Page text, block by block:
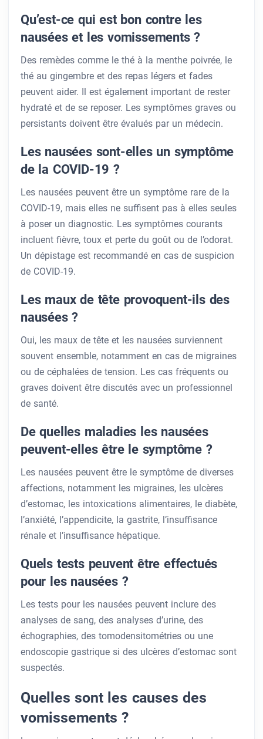
Qu’est-ce qui est bon contre les
nausées et les vomissements ?
Des remèdes comme le thé à la menthe poivrée, le
thé au gingembre et des repas légers et fades
peuvent aider. Il est également important de rester
hydraté et de se reposer. Les symptômes graves ou
persistants doivent être évalués par un médecin.
Les nausées sont-elles un symptôme
de la COVID-19 ?
Les nausées peuvent être un symptôme rare de la
COVID-19, mais elles ne suffisent pas à elles seules
à poser un diagnostic. Les symptômes courants
incluent fièvre, toux et perte du goût ou de l’odorat.
Un dépistage est recommandé en cas de suspicion
de COVID-19.
Les maux de tête provoquent-ils des
nausées ?
Oui, les maux de tête et les nausées surviennent
souvent ensemble, notamment en cas de migraines
ou de céphalées de tension. Les cas fréquents ou
graves doivent être discutés avec un professionnel
de santé.
De quelles maladies les nausées
peuvent-elles être le symptôme ?
Les nausées peuvent être le symptôme de diverses
affections, notamment les migraines, les ulcères
d’estomac, les intoxications alimentaires, le diabète,
l’anxiété, l’appendicite, la gastrite, l’insuffisance
rénale et l’insuffisance hépatique.
Quels tests peuvent être effectués
pour les nausées ?
Les tests pour les nausées peuvent inclure des
analyses de sang, des analyses d’urine, des
échographies, des tomodensitométries ou une
endoscopie gastrique si des ulcères d’estomac sont
suspectés.
Quelles sont les causes des
vomissements ?